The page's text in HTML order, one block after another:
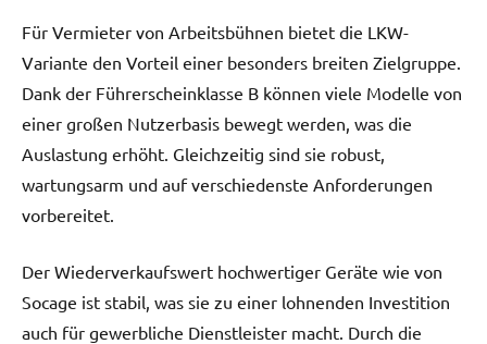
Für Vermieter von Arbeitsbühnen bietet die LKW-
Variante den Vorteil einer besonders breiten Zielgruppe.
Dank der Führerscheinklasse B können viele Modelle von
einer großen Nutzerbasis bewegt werden, was die
Auslastung erhöht. Gleichzeitig sind sie robust,
wartungsarm und auf verschiedenste Anforderungen
vorbereitet.
Der Wiederverkaufswert hochwertiger Geräte wie von
Socage ist stabil, was sie zu einer lohnenden Investition
auch für gewerbliche Dienstleister macht. Durch die